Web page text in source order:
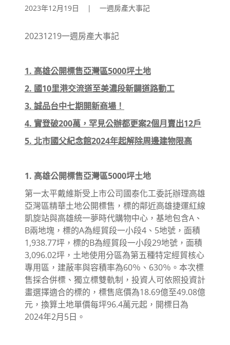
2023年12月19日 | 一週房產大事記
20231219一週房產大事記
1. 高雄公開標售亞灣區5000坪土地
2. 國10里港交流道至美濃段新闢道路動工
3. 誠品台中七期開新商場！
4. 實登破200萬，罕見公辦都更案2個月賣出12戶
5. 北市國父紀念館2024年起解除周邊建物限高
1. 高雄公開標售亞灣區5000坪土地
第一太平戴維斯受上市公司國泰化工委託辦理高雄
亞灣區精華土地公開標售，標的鄰近高雄捷運紅線
凱旋站與高雄統一夢時代購物中心，基地包含A、
B兩地塊，標的A為經貿段一小段4、5地號，面積
1,938.77坪，標的B為經貿段一小段29地號，面積
3,096.02坪，土地使用分區為第五種特定經貿核心
專用區，建蔽率與容積率為60％、630％。本次標
售採合併標、獨立標雙軌制，投資人可依照投資計
畫選擇適合的標的，標售底價為18.69億至49.08億
元，換算土地單價每坪96.4萬元起，開標日為
2024年2月5日。